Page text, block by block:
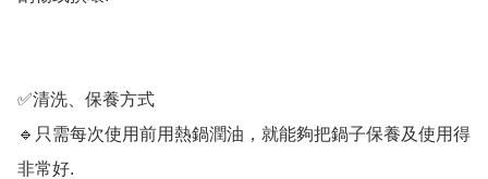
✅清洗、保養方式
🔹只需每次使用前用熱鍋潤油，就能夠把鍋子保養及使用得
非常好.